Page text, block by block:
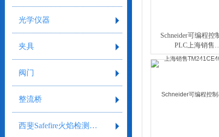
光学仪器
夹具
阀门
整流桥
西斐Safefire火焰检测系统
Schneider可编程控
PLC上海销售
TM241CE40T